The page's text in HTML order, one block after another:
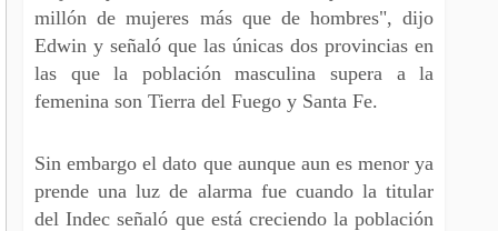
millón de mujeres más que de hombres", dijo
Edwin y señaló que las únicas dos provincias en
las que la población masculina supera a la
femenina son Tierra del Fuego y Santa Fe.
Sin embargo el dato que aunque aun es menor ya
prende una luz de alarma fue cuando la titular
del Indec señaló que está creciendo la población